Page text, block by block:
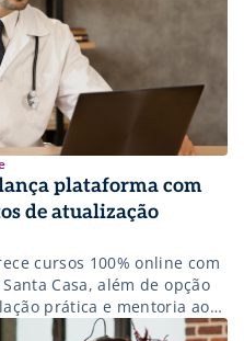
lança plataforma com
de atualização
cursos 100% online com
Casa, além de opção
prática e mentoria ao